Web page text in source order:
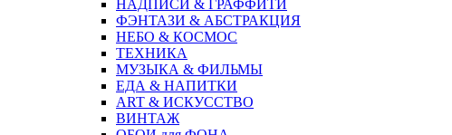
НАДПИСИ & ГРАФФИТИ
ФЭНТАЗИ & АБСТРАКЦИЯ
НЕБО & КОСМОС
ТЕХНИКА
МУЗЫКА & ФИЛЬМЫ
ЕДА & НАПИТКИ
ART & ИСКУССТВО
ВИНТАЖ